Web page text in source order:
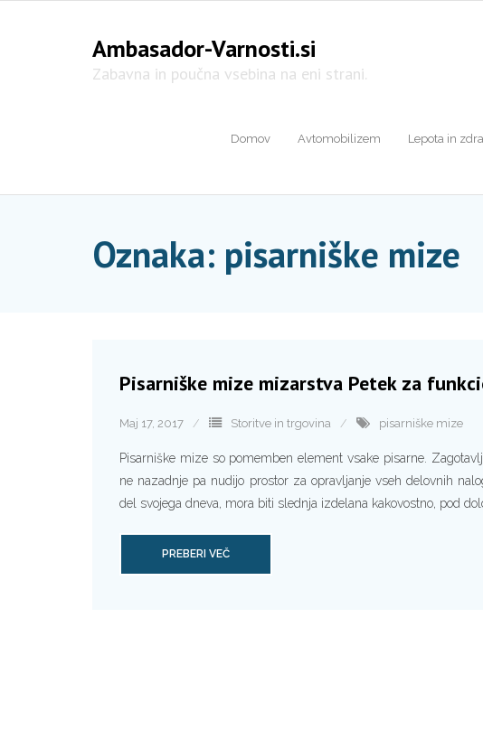
Ambasador-Varnosti.si
Zabavna in poučna vsebina na eni strani.
Domov Avtomobilizem Lepota in
Oznaka: pisarniške mize
Pisarniške mize mizarstva Petek za
Maj 17, 2017 Storitve in trgovina pisarniške mize
Pisarniške mize so pomemben element vsake pisarne.
ne nazadnje pa nudijo prostor za opravljanje vseh delovnih
del svojega dneva, mora biti slednja izdelana kakovostno, pod
PREBERI VEČ